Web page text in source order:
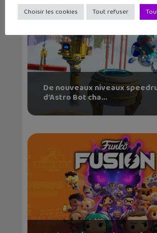
De nouveaux niveaux
d’Astro Bot cha...
Choisir les cookies Tout refuser